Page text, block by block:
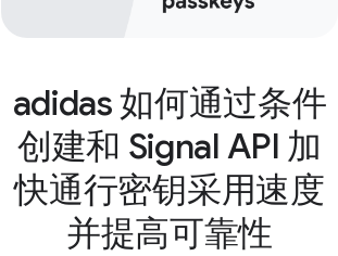
adidas 如何通过条件
创建和 Signal API 加
快通行密钥采用速度
并提高可靠性